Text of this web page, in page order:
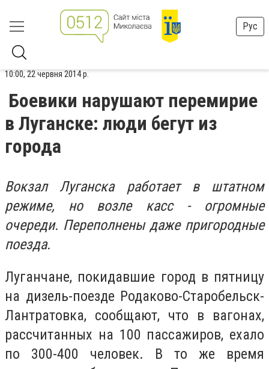
Рус
10:00, 22 червня 2014 р.
Боевики нарушают перемирие
в Луганске: люди бегут из
города
Вокзал Луганска работает в штатном
режиме, но возле касс - огромные
очереди. Переполнены даже пригородные
поезда.
Луганчане, покидавшие город в пятницу
на дизель-поезде Родаково-Старобельск-
Лантратовка, сообщают, что в вагонах,
рассчитанных на 100 пассажиров, ехало
по 300-400 человек. В то же время